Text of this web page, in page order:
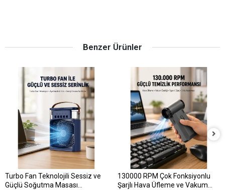
Benzer Ürünler
Turbo Fan Teknolojili Sessiz ve
Güçlü Soğutma Masası
130000 RPM Çok Fonksiyonlu
Şarjlı Hava Üfleme ve Vakum